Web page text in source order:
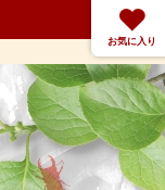
お気に入り